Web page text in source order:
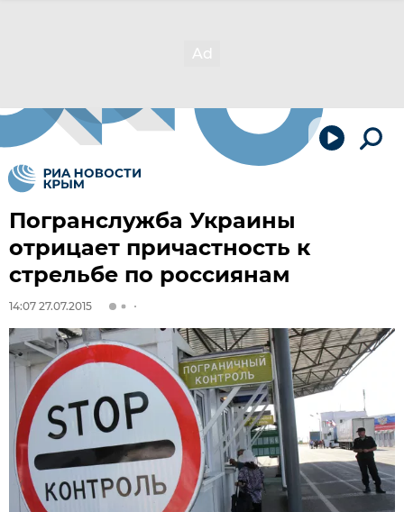
Погранслужба Украины
отрицает причастность к
стрельбе по россиянам
14:07 27.07.2015